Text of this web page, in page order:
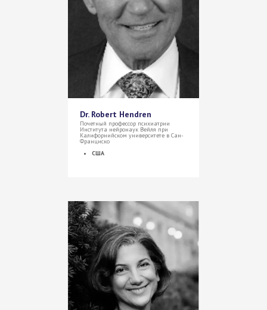
Dr. Robert Hendren
Почетный профессор психиатрии
Института нейронаук Вейля при
Калифорнийском университете в Сан-
Франциско
США